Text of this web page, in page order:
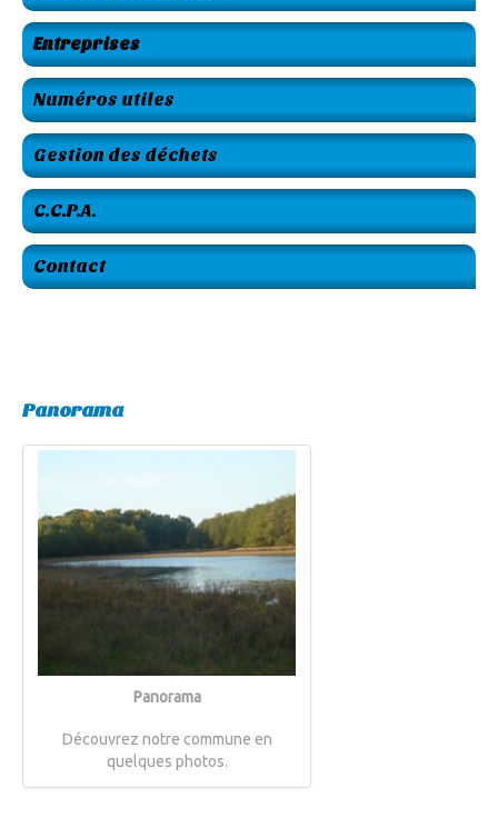
Entreprises
Numéros utiles
Gestion des déchets
C.C.P.A.
Contact
Panorama
Panorama
Découvrez notre commune en
quelques photos.